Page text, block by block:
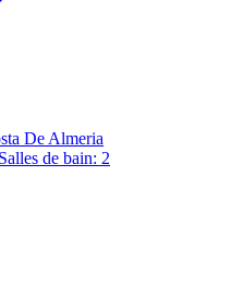
De Almeria
de bain: 2